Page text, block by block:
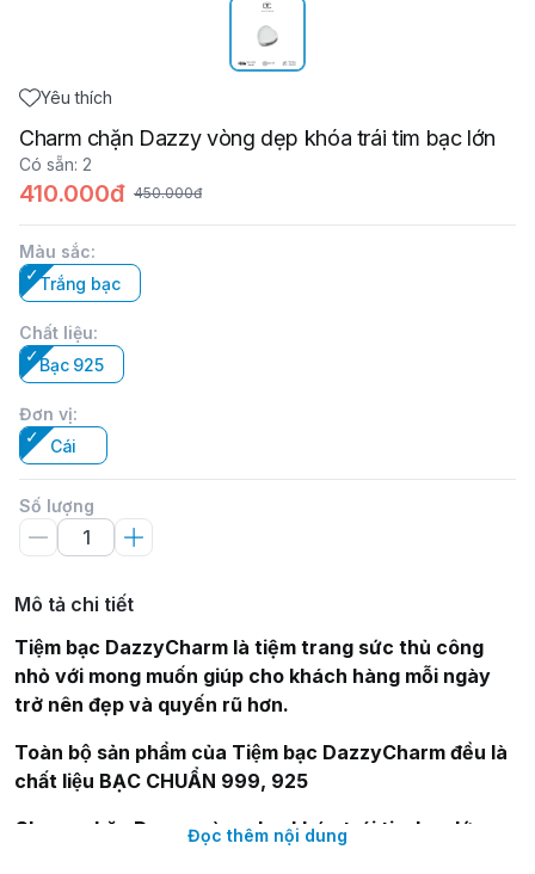
Yêu thích
Charm chặn Dazzy vòng dẹp khóa trái tim bạc lớn
Có sẵn: 2
410.000đ 450.000đ
Màu sắc:
Trắng bạc
Chất liệu:
Bạc 925
Đơn vị:
Cái
Số lượng
Mô tả chi tiết
Tiệm bạc DazzyCharm là tiệm trang sức thủ công
nhỏ với mong muốn giúp cho khách hàng mỗi ngày
trở nên đẹp và quyến rũ hơn.
Toàn bộ sản phẩm của Tiệm bạc DazzyCharm đều là
chất liệu BẠC CHUẨN 999, 925
Charm chặn Dazzy vòng dẹp khóa trái tim bạc lớn
Đọc thêm nội dung